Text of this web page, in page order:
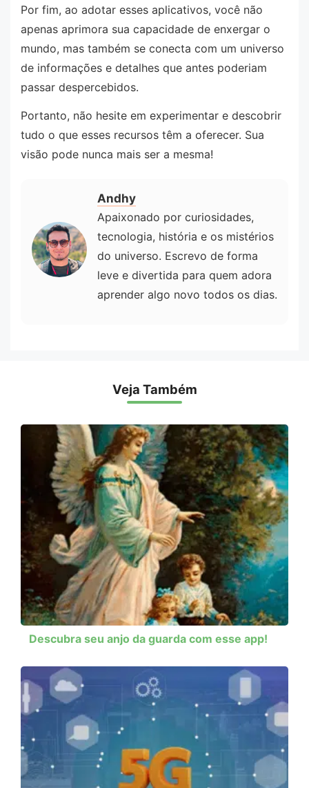
Por fim, ao adotar esses aplicativos, você não
apenas aprimora sua capacidade de enxergar o
mundo, mas também se conecta com um universo
de informações e detalhes que antes poderiam
passar despercebidos.
Portanto, não hesite em experimentar e descobrir
tudo o que esses recursos têm a oferecer. Sua
visão pode nunca mais ser a mesma!
Andhy
Apaixonado por curiosidades,
tecnologia, história e os mistérios
do universo. Escrevo de forma
leve e divertida para quem adora
aprender algo novo todos os dias.
Veja Também
Descubra seu anjo da guarda com esse app!